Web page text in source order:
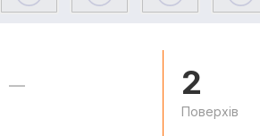
— 2
Поверхів